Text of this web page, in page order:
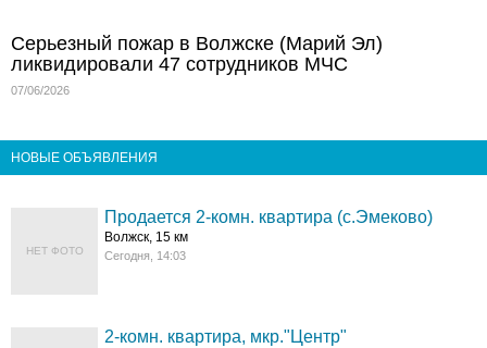
Серьезный пожар в Волжске (Марий Эл)
ликвидировали 47 сотрудников МЧС
07/06/2026
НОВЫЕ ОБЪЯВЛЕНИЯ
НЕТ ФОТО
Продается 2-комн. квартира (с.Эмеково)
Волжск, 15 км
Сегодня, 14:03
2-комн. квартира, мкр."Центр"